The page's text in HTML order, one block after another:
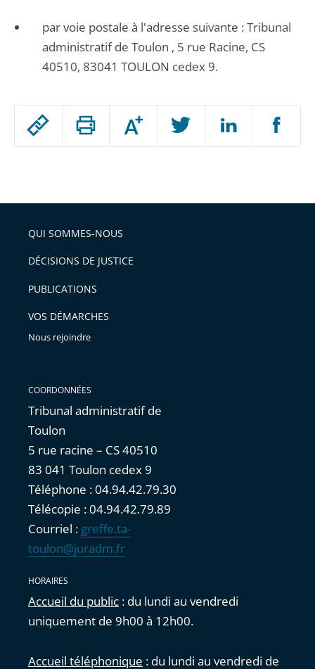
Passer
arriver
après
Augmenter
ou
l'article
pour
avant
par voie postale à l'adresse suivante : Tribunal
administratif de Toulon , 5 rue Racine, CS
40510, 83041 TOULON cedex 9.
QUI SOMMES-NOUS
DÉCISIONS DE JUSTICE
PUBLICATIONS
VOS DÉMARCHES
Nous rejoindre
COORDONNÉES
Tribunal administratif de
Toulon
5 rue racine – CS 40510
83 041 Toulon cedex 9
Téléphone : 04.94.42.79.30
Télécopie : 04.94.42.79.89
Courriel : greffe.ta-
toulon@juradm.fr
HORAIRES
Accueil du public : du lundi au vendredi
uniquement de 9h00 à 12h00.
Accueil téléphonique : du lundi au vendredi de